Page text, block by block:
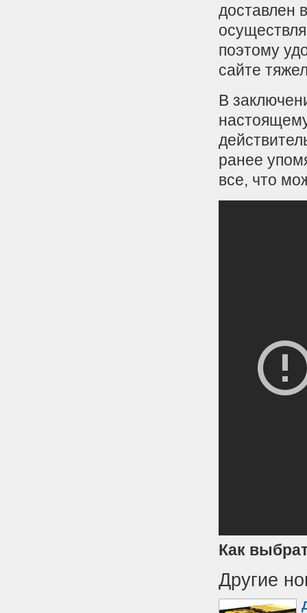
доставлен
поэтому
сайте
В
ранее
все, что
Как
Другие